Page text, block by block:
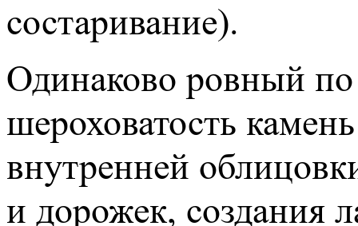
состаривание).
Одинаково ровный
шероховатость
внутренней
и дорожек, создания